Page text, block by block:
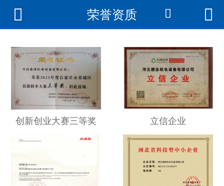
首页
产品展示
公司环境
荣誉资质
新闻资讯
 荣誉资质  
创新创业大赛三等奖 立信企业